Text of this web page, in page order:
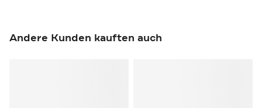
Andere Kunden kauften auch